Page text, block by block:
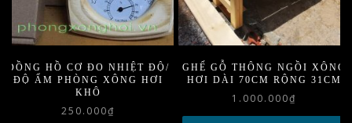
ĐỒNG HỒ CƠ ĐO NHIỆT ĐỘ/
ĐỘ ẨM PHÒNG XÔNG HƠI
KHÔ
250.000₫
GHẾ GỖ THÔNG NGỒI XÔNG
HƠI DÀI 70CM RỘNG 31CM
1.000.000₫